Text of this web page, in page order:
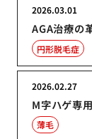
AGA治療の
2026.03.01
円形脱毛症
M字ハゲ専
2026.02.27
薄毛